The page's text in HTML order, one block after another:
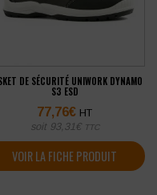
DE SÉCURITÉ UNIWORK DYNAMO
S3 ESD
77,76€ HT
soit 93,31 € TTC
VOIR LA FICHE PRODUIT